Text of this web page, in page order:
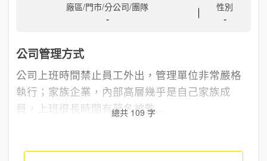
廠區/門市/分公司/團隊
-
性別
-
公司管理方式
公司上班時間禁止員工外出，管理單位非常嚴格
執行；家族企業，內部高層幾乎是自己家族成
員，上班很長時間有莫名被監...
總共 109 字